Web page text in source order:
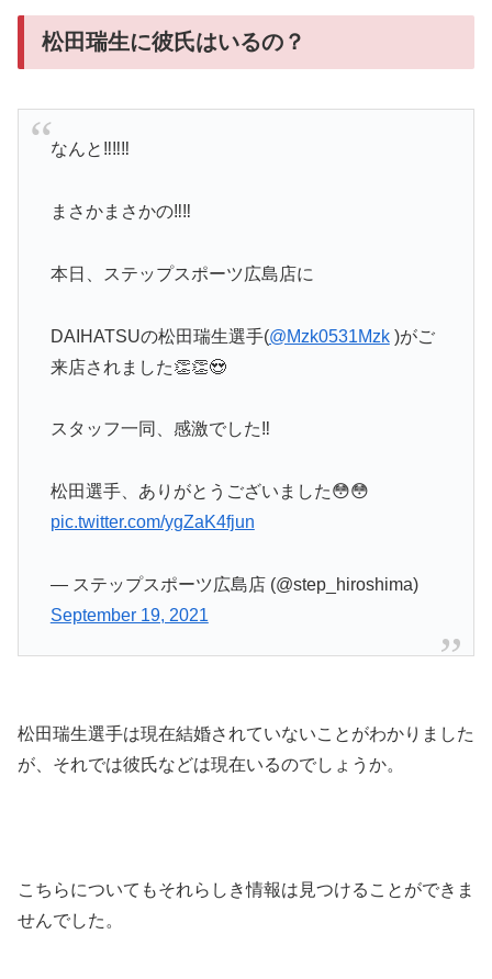
松田瑞生に彼氏はいるの？
なんと‼️‼️‼️
まさかまさかの‼️‼️
本日、ステップスポーツ広島店に
DAIHATSUの松田瑞生選手(@Mzk0531Mzk)がご
来店されました👏👏😍
スタッフ一同、感激でした‼️
松田選手、ありがとうございました😳😳
pic.twitter.com/ygZaK4fjun
— ステップスポーツ広島店 (@step_hiroshima)
September 19, 2021
松田瑞生選手は現在結婚されていないことがわかりました
が、それでは彼氏などは現在いるのでしょうか。
こちらについてもそれらしき情報は見つけることができま
せんでした。